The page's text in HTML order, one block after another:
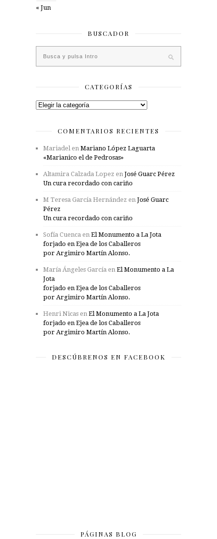
« Jun
BUSCADOR
CATEGORÍAS
Categorías
COMENTARIOS RECIENTES
Mariadelen Mariano López Laguarta
«Marianico el de Pedrosas»
Altamira Calzada Lopez en José Guarc Pérez
Un cura recordado con cariño
M Teresa García Hernández en José Guarc
Pérez
Un cura recordado con cariño
Sofía Cuenca en El Monumento a La Jota
forjado en Ejea de los Caballeros
por Argimiro Martín Alonso.
María Ángeles García en El Monumento a La
Jota
forjado en Ejea de los Caballeros
por Argimiro Martín Alonso.
Henri Nicas en El Monumento a La Jota
forjado en Ejea de los Caballeros
por Argimiro Martín Alonso.
DESCÚBRENOS EN FACEBOOK
PÁGINAS BLOG